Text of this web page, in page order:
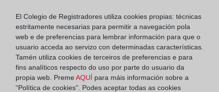
921 49 39 71
segovia2@registrodelapropiedad.org
Datos del Registrador:
José Antonio Miquel Silvestre
Delegado de Protección de Datos:
El Colegio de Registradores utiliza cookies propias: técnicas
estritamente necesarias para permitir a navegación pola
web e de preferencias para lembrar información para que o
usuario acceda ao servizo con determinadas características.
Tamén utiliza cookies de terceiros de preferencias e para
fins analíticos respecto do uso por parte do usuario da
propia web. Preme AQUÍ para máis información sobre a
“Política de cookies”. Podes aceptar todas as cookies